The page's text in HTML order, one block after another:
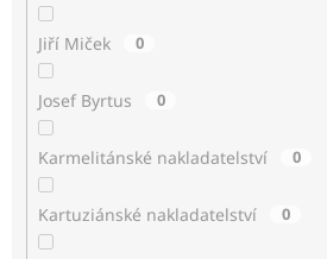
Jiří Miček 0
Josef Byrtus 0
Karmelitánské nakladatelství 0
Kartuziánské nakladatelství 0